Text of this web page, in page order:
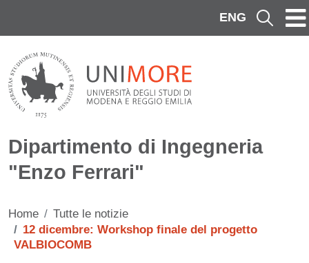
ENG Cerca
Dipartimento di Ingegneria
"Enzo Ferrari"
Home
Tutte le notizie
12 dicembre: Workshop finale del progetto
VALBIOCOMB